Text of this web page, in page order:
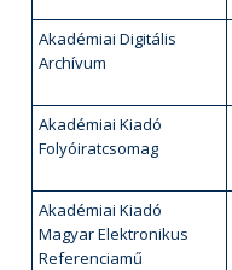
Akadémiai Digitális
Archívum
Akadémiai Kiadó
Folyóiratcsomag
Akadémiai Kiadó
Magyar Elektronikus
Referenciamű